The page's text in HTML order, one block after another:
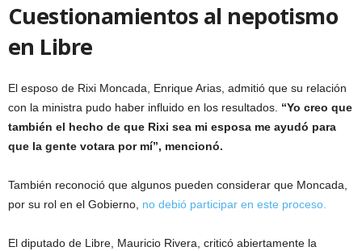
Cuestionamientos al nepotismo
en Libre
El esposo de Rixi Moncada, Enrique Arias, admitió que su relación
con la ministra pudo haber influido en los resultados. “Yo creo que
también el hecho de que Rixi sea mi esposa me ayudó para
que la gente votara por mí”, mencionó.
También reconoció que algunos pueden considerar que Moncada,
por su rol en el Gobierno, no debió participar en este proceso.
El diputado de Libre, Mauricio Rivera, criticó abiertamente la